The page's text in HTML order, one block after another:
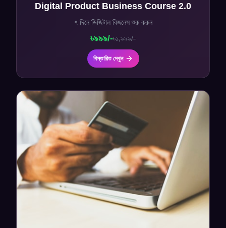
Digital Product Business Course 2.0
৭ দিনে ডিজিটাল বিজনেস শুরু করুন
৳৯৯৯/-৳১,৯৯৯/-
বিস্তারিত দেখুন